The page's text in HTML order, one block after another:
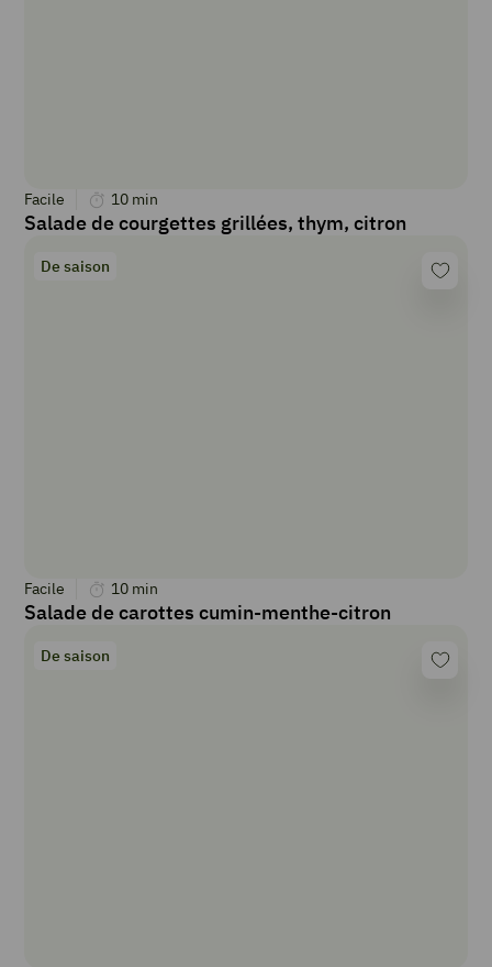
Facile 10 min
Salade de courgettes grillées, thym, citron
De saison
Facile 10 min
Salade de carottes cumin-menthe-citron
De saison